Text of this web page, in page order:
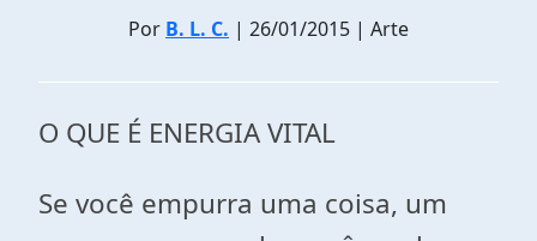
Por B. L. C. | 26/01/2015 | Arte
O QUE É ENERGIA VITAL
Se você empurra uma coisa, um